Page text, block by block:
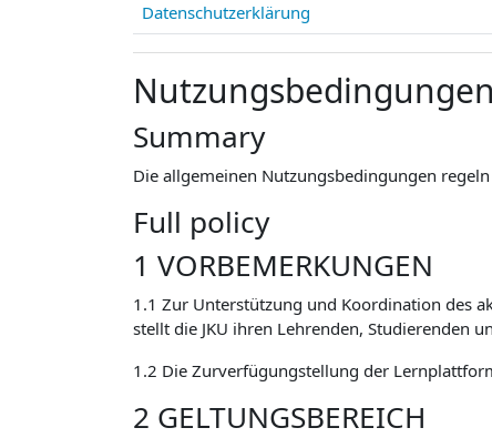
Datenschutzerklärung
Nutzungsbedingungen
Summary
Die allgemeinen Nutzungsbedingungen
Full policy
1 VORBEMERKUNGEN
1.1 Zur Unterstützung und Koordination des
stellt die JKU ihren Lehrenden, Studierenden
1.2 Die Zurverfügungstellung der
2 GELTUNGSBEREICH